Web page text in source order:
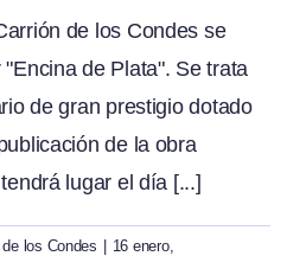
de los Condes se
de Plata". Se trata
de gran prestigio dotado
de la obra
lugar el día [...]
los Condes
16 enero,